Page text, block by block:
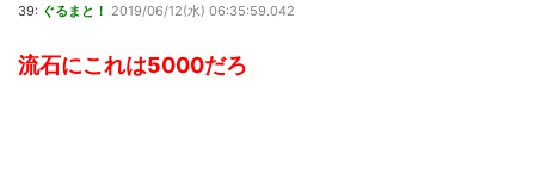
39: ぐるまと！ 2019/06/12(水) 06:35:59.042
流石にこれは5000だろ